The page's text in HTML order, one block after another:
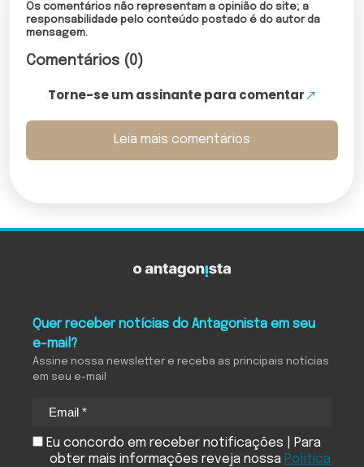
Os comentários não representam a opinião do site; a
responsabilidade pelo conteúdo postado é do autor da
mensagem.
Comentários (0)
Torne-se um assinante para comentar
Leia mais comentários
Quer receber notícias do Antagonista em seu
e-mail?
Assine nossa newsletter e receba as principais notícias
em seu e-mail
Eu concordo em receber notificações | Para
obter mais informações reveja nossa Política